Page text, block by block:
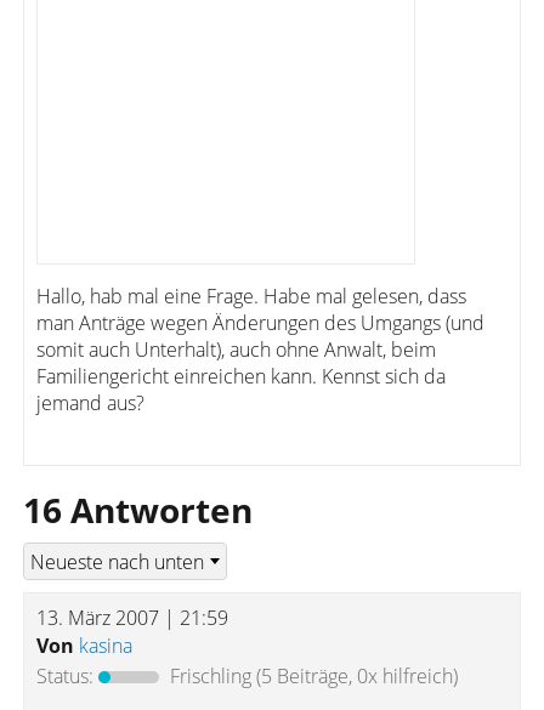
Hallo, hab mal eine Frage. Habe mal gelesen, dass
man Anträge wegen Änderungen des Umgangs (und
somit auch Unterhalt), auch ohne Anwalt, beim
Familiengericht einreichen kann. Kennst sich da
jemand aus?
16 Antworten
13. März 2007 | 21:59
Von kasina
Status:
Frischling(5 Beiträge, 0x hilfreich)